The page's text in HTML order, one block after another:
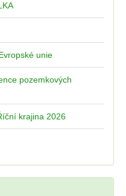
unie
pozemkových
krajina 2026